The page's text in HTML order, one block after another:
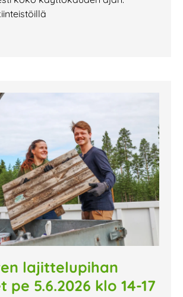
lajittelupihan
pe 5.6.2026 klo 14-17